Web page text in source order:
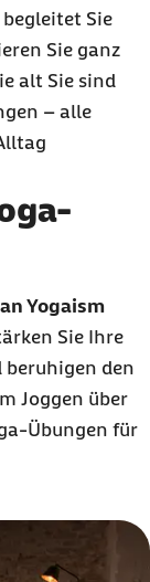
Sie
Sie ganz
alt Sie sind
– alle
Yogaism
Sie Ihre
den
Joggen über
Übungen für